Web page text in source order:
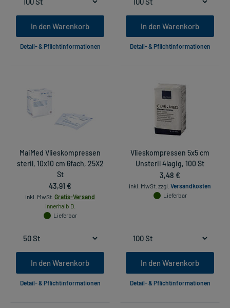
In den Warenkorb
Detail- & Pflichtinformationen
In den Warenkorb
Detail- & Pflichtinformationen
MaiMed Vlieskompressen
steril, 10x10 cm 6fach, 25X2
St
43,91 €
inkl. MwSt. Gratis-Versand
innerhalb D.
Lieferbar
In den Warenkorb
Detail- & Pflichtinformationen
Vlieskompressen 5x5 cm
Unsteril 4lagig, 100 St
3,48 €
inkl. MwSt. zzgl. Versandkosten
Lieferbar
In den Warenkorb
Detail- & Pflichtinformationen